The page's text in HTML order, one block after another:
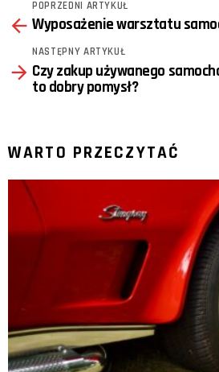
more
POPRZEDNI ARTYKUŁ
Wyposażenie warsztatu
NASTĘPNY ARTYKUŁ
Czy zakup używanego
to dobry pomysł?
WARTO PRZECZYTAĆ